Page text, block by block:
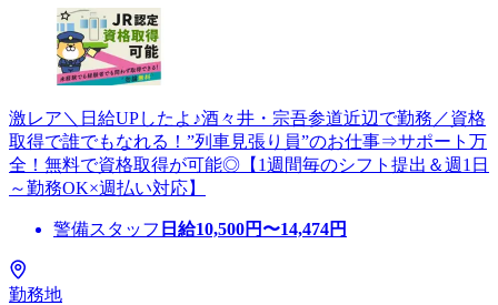
激レア＼日給UPしたよ♪酒々井・宗吾参道近辺で勤務／資格
取得で誰でもなれる！”列車見張り員”のお仕事⇒サポート万
全！無料で資格取得が可能◎【1週間毎のシフト提出＆週1日
～勤務OK×週払い対応】
警備スタッフ 日給10,500円〜14,474円
勤務地